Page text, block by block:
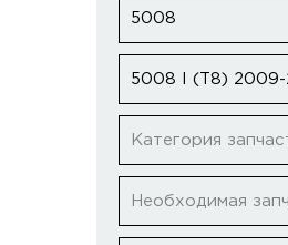
5008
5008 I (T8) 2009-
Категория
Необходимая